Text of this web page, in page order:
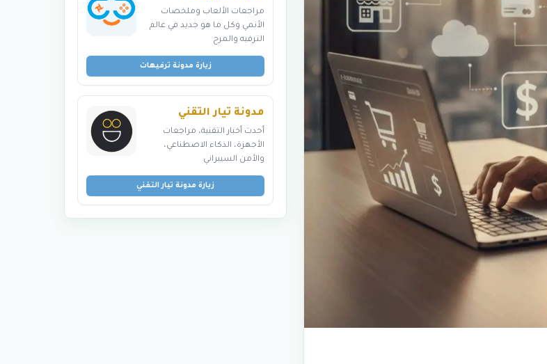
مراجعات الألعاب وملخصات
الأنمي وكل ما هو جديد في عالم
الترفيه والمرح
زيارة مدونة ترفيهات
مدونة تيار التقني
أحدث أخبار التقنية، مراجعات
الأجهزة، الذكاء الاصطناعي،
والأمن السيبراني
زيارة مدونة تيار التقني